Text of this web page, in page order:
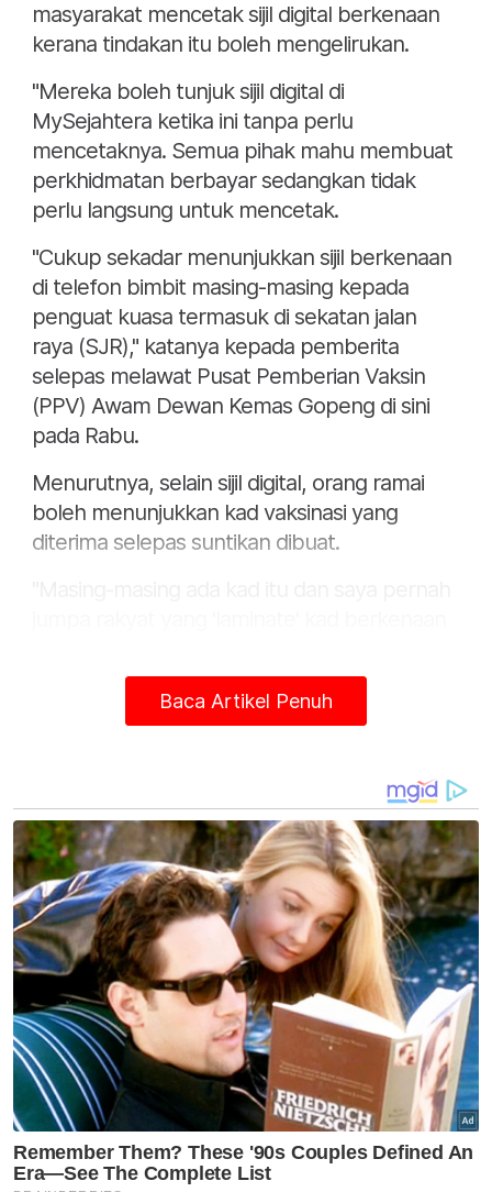
masyarakat mencetak sijil digital berkenaan
kerana tindakan itu boleh mengelirukan.
"Mereka boleh tunjuk sijil digital di
MySejahtera ketika ini tanpa perlu
mencetaknya. Semua pihak mahu membuat
perkhidmatan berbayar sedangkan tidak
perlu langsung untuk mencetak.
"Cukup sekadar menunjukkan sijil berkenaan
di telefon bimbit masing-masing kepada
penguat kuasa termasuk di sekatan jalan
raya (SJR)," katanya kepada pemberita
selepas melawat Pusat Pemberian Vaksin
(PPV) Awam Dewan Kemas Gopeng di sini
pada Rabu.
Menurutnya, selain sijil digital, orang ramai
boleh menunjukkan kad vaksinasi yang
diterima selepas suntikan dibuat.
sebagai bukti sekiranya telefon bimbit
kehabisan bateri dan sebagainya.
yang dicipta atau dijual. Setakat ini, hanya itu
sahaja kaedah dan prosedur operasi
standard (SOP) yang ditetapkan kerajaan,"
katanya.
Mengulas mengenai penjualan sijil digital,
Noor Azmi berkata, Kementerian Kesihatan
Malaysia (KKM) dan polis akan menjalankan
siasatan terhadap penjualan sijil digital
vaksinasi palsu tersebut termasuk di
platform e-dagang.
Katanya, Unit Inspektorat dan Perundangan
KKM akan membuat siasatan terhadap
kegiatan berkenaan yang boleh dianggap
Baca Artikel Penuh